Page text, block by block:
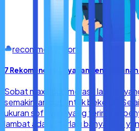
recommendation